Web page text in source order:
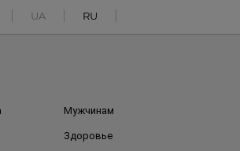
UA RU
Мужчинам
Здоровье